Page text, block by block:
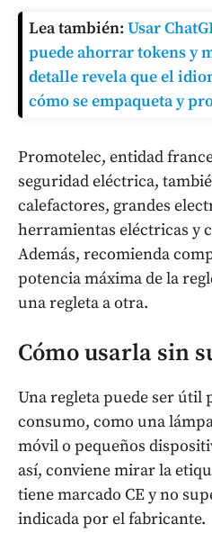
Lea también: Usar
puede ahorrar tokens y
detalle revela que el
cómo se empaqueta y
Promotelec, entidad
seguridad eléctrica,
calefactores, grandes
herramientas eléctricas y
Además, recomienda
potencia máxima de la
una regleta a otra.
Cómo usarla sin
Una regleta puede ser útil
consumo, como una
móvil o pequeños
así, conviene mirar la
tiene marcado CE y no
indicada por el fabricante.